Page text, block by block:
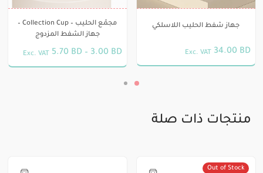
جهاز شفط الحليب اللاسلكي
34.00 BD
Exc. VAT
لهذا
المنتج.
اختيار
مجمّع الحليب – Collection Cup –
جهاز الشفط المزدوج
3.00 BD
–
5.70 BD
Exc. VAT
هناك
منتجات ذات صلة
Out of Stock